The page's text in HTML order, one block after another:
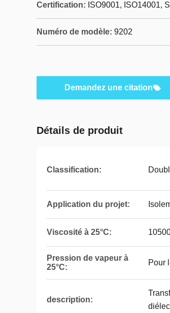
Certification: ISO9001, ISO14001,
Numéro de modèle: 9202
Demandez une citation
Détails de produit
Classification:
Application du projet:
Viscosité à 25°C:
Pression de vapeur à
25°C:
Pour
description: